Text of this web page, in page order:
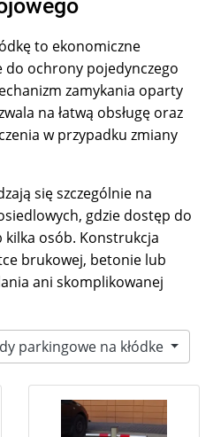
to ekonomiczne
do ochrony pojedynczego
zamykania oparty
na łatwą obsługę oraz
w przypadku zmiany
się szczególnie na
gdzie dostęp do
osób. Konstrukcja
brukowej, betonie lub
ani skomplikowanej
parkingowe na kłódke